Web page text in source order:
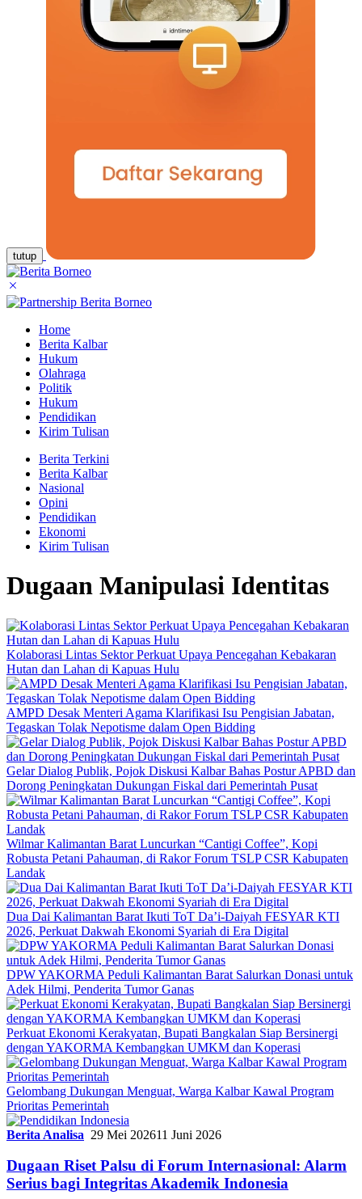
tutup
Home
Berita Kalbar
Hukum
Olahraga
Politik
Hukum
Pendidikan
Kirim Tulisan
Berita Terkini
Berita Kalbar
Nasional
Opini
Pendidikan
Ekonomi
Kirim Tulisan
Dugaan Manipulasi Identitas
Kolaborasi Lintas Sektor Perkuat Upaya Pencegahan Kebakaran
Hutan dan Lahan di Kapuas Hulu
AMPD Desak Menteri Agama Klarifikasi Isu Pengisian Jabatan,
Tegaskan Tolak Nepotisme dalam Open Bidding
Gelar Dialog Publik, Pojok Diskusi Kalbar Bahas Postur APBD dan
Dorong Peningkatan Dukungan Fiskal dari Pemerintah Pusat
Wilmar Kalimantan Barat Luncurkan “Cantigi Coffee”, Kopi
Robusta Petani Pahauman, di Rakor Forum TSLP CSR Kabupaten
Landak
Dua Dai Kalimantan Barat Ikuti ToT Da’i-Daiyah FESYAR KTI
2026, Perkuat Dakwah Ekonomi Syariah di Era Digital
DPW YAKORMA Peduli Kalimantan Barat Salurkan Donasi untuk
Adek Hilmi, Penderita Tumor Ganas
Perkuat Ekonomi Kerakyatan, Bupati Bangkalan Siap Bersinergi
dengan YAKORMA Kembangkan UMKM dan Koperasi
Gelombang Dukungan Menguat, Warga Kalbar Kawal Program
Prioritas Pemerintah
Berita Analisa 29 Mei 202611 Juni 2026
Dugaan Riset Palsu di Forum Internasional: Alarm
Serius bagi Integritas Akademik Indonesia